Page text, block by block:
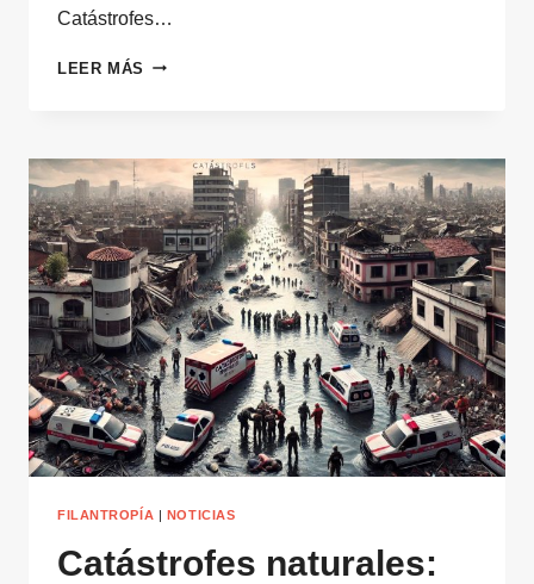
Catástrofes…
LEER MÁS REACTIVAMOS
Y
SOCIEDAD
PARA
CATÁSTROFES
FILANTROPÍA | NOTICIAS
Catástrofes naturales: